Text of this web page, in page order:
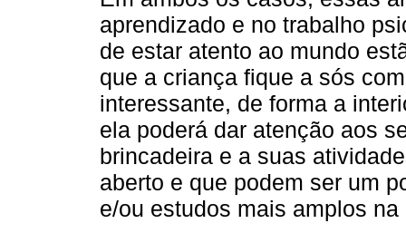
aprendizado e no trabalho
de estar atento ao mundo
que a criança fique a sós
interessante, de forma a
ela poderá dar atenção aos
brincadeira e a suas
aberto e que podem ser um
e/ou estudos mais amplos